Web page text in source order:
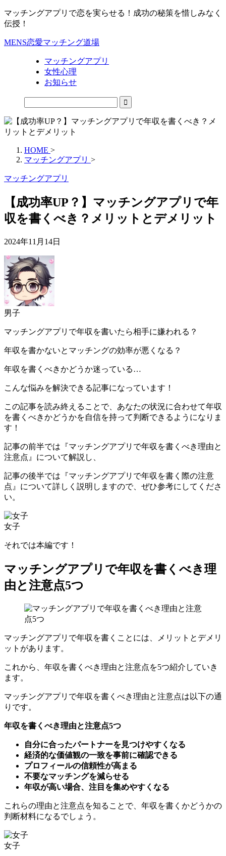
マッチングアプリで恋を実らせる！成功の秘策を惜しみなく
伝授！
MENS恋愛マッチング道場
マッチングアプリ
女性心理
お知らせ
HOME >
マッチングアプリ >
マッチングアプリ
【成功率UP？】マッチングアプリで年
収を書くべき？メリットとデメリット
2024年11月14日
男子
マッチングアプリで年収を書いたら相手に嫌われる？
年収を書かないとマッチングの効率が悪くなる？
年収を書くべきかどうか迷っている…
こんな悩みを解決できる記事になっています！
この記事を読み終えることで、あなたの状況に合わせて年収
を書くべきかどうかを自信を持って判断できるようになりま
す！
記事の前半では『マッチングアプリで年収を書くべき理由と
注意点』について解説し、
記事の後半では『マッチングアプリで年収を書く際の注意
点』について詳しく説明しますので、ぜひ参考にしてくださ
い。
女子
それでは本編です！
マッチングアプリで年収を書くべき理
由と注意点5つ
マッチングアプリで年収を書くことには、メリットとデメリ
ットがあります。
これから、年収を書くべき理由と注意点を5つ紹介していき
ます。
マッチングアプリで年収を書くべき理由と注意点は以下の通
りです。
年収を書くべき理由と注意点5つ
自分に合ったパートナーを見つけやすくなる
経済的な価値観の一致を事前に確認できる
プロフィールの信頼性が高まる
不要なマッチングを減らせる
年収が高い場合、注目を集めやすくなる
これらの理由と注意点を知ることで、年収を書くかどうかの
判断材料になるでしょう。
女子